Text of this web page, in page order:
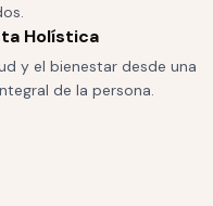
Holística
y el bienestar desde una
de la persona.